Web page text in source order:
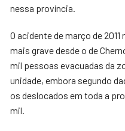
nessa província.
O acidente de março de
mais grave desde o de
mil pessoas evacuadas da
unidade, embora segundo
os deslocados em toda a
mil.